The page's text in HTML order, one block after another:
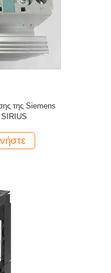
της Siemens